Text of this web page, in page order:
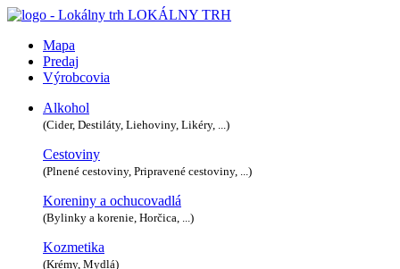
LOKÁLNY TRH
Mapa
Predaj
Výrobcovia
Alkohol
(Cider, Destiláty, Liehoviny, Likéry, ...)
Cestoviny
(Plnené cestoviny, Pripravené cestoviny, ...)
Koreniny a ochucovadlá
(Bylinky a korenie, Horčica, ...)
Kozmetika
(Krémy, Mydlá)